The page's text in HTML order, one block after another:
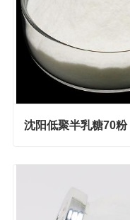
沈阳低聚半乳糖70粉
沈阳低聚半乳糖70粉